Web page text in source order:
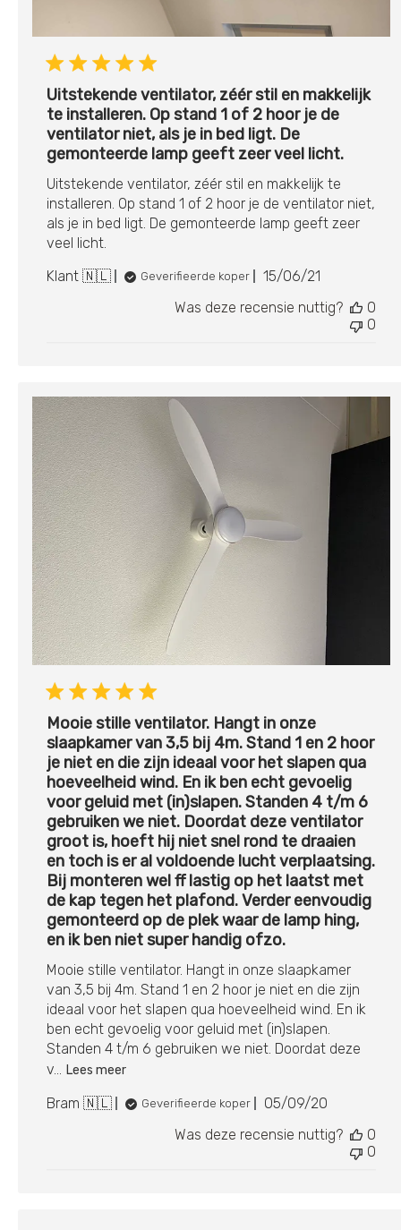
Uitstekende ventilator, zéér stil en makkelijk
te installeren. Op stand 1 of 2 hoor je de
ventilator niet, als je in bed ligt. De
gemonteerde lamp geeft zeer veel licht.
Uitstekende ventilator, zéér stil en makkelijk te
installeren. Op stand 1 of 2 hoor je de ventilator niet,
als je in bed ligt. De gemonteerde lamp geeft zeer
veel licht.
Klant 🇳🇱
Geverifieerde koper
15/06/21
Was deze recensie nuttig?
0
0
Mooie stille ventilator. Hangt in onze
slaapkamer van 3,5 bij 4m. Stand 1 en 2 hoor
je niet en die zijn ideaal voor het slapen qua
hoeveelheid wind. En ik ben echt gevoelig
voor geluid met (in)slapen. Standen 4 t/m 6
gebruiken we niet. Doordat deze ventilator
groot is, hoeft hij niet snel rond te draaien
en toch is er al voldoende lucht verplaatsing.
Bij monteren wel ff lastig op het laatst met
de kap tegen het plafond. Verder eenvoudig
gemonteerd op de plek waar de lamp hing,
en ik ben niet super handig ofzo.
Mooie stille ventilator. Hangt in onze slaapkamer
van 3,5 bij 4m. Stand 1 en 2 hoor je niet en die zijn
ideaal voor het slapen qua hoeveelheid wind. En ik
ben echt gevoelig voor geluid met (in)slapen.
Standen 4 t/m 6 gebruiken we niet. Doordat deze
v...
Lees meer
Bram 🇳🇱 Geverifieerde koper
05/09/20
Was deze recensie nuttig?
0
0